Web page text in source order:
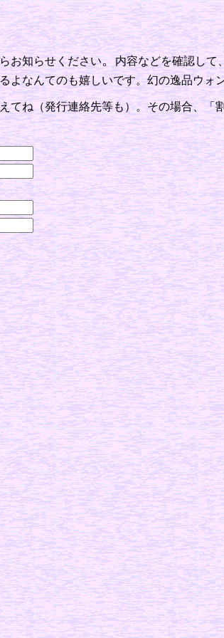
お知らせください。内容などを確認して
よなんてのも嬉しいです。幻の逸品ウォ
ね（発行連絡先等も）。その場合、「